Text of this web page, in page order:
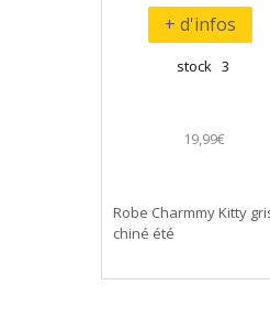
+ d'infos
stock 3
19,99€
Robe Charmmy Kitty
chiné été